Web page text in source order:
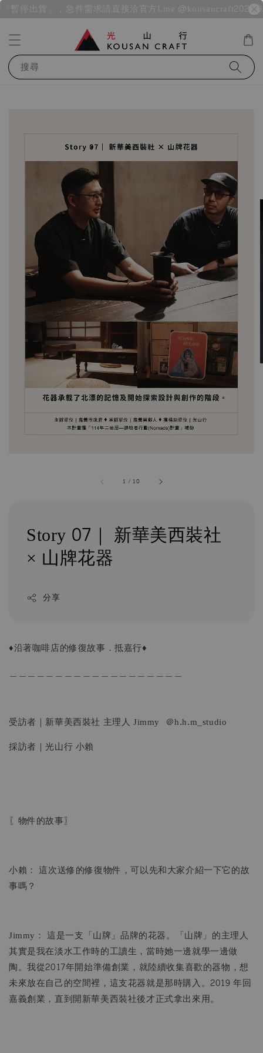
停出貨」，急件需求請直接洽官方Line @kousancraft 2026/9/
搜尋
1 / 10
Story 07｜ 新華美西裝社
× 山牌花器
分享
♦︎沿著咖啡店的修復故事．抵嘉行♦︎
＿＿＿＿＿＿＿＿＿＿＿＿＿＿＿＿＿＿＿
受訪者｜新華美西裝社 主理人 Jimmy ＠h.h.m_studio
採訪者｜光山行 小賴
〖物件的故事〗
小賴： 這次送修的修復物件，可以先和大家介紹一下它的故
事嗎？
Jimmy： 這是一支「山牌」品牌的花器。「山牌」的主理人
其實是我在淡水工作時的工讀生，當時她一邊就學一邊做
陶。我從2017年開始準備創業，就陸續收集喜歡的器物，想
未來放在自己的空間裡，這支花器就是那時購入。2019 年回
嘉義創業，直到開新華美西裝社後才正式拿出來用。